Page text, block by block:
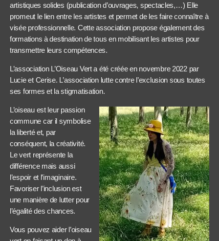
artistiques solides (publication d’ouvrages, spectacles,…) Elle
promeut le lien entre les artistes et permet de les faire connaître à
visée professionnelle. Cette association propose également des
formations à destination de tous en mobilisant les artistes pour
transmettre leurs compétences.
L’association L’Oiseau Vert a été créée en novembre 2022 par
Lucie et Cerise. L’association lutte contre l’exclusion sous toutes
ses formes et la stigmatisation.
L’oiseau est leur passion
commune car il symbolise
la liberté et, par
conséquent, la créativité.
Le vert représente la
différence mais aussi
l’espoir et l’imaginaire.
Favoriser l’inclusion est
une manière de lutter pour
l’égalité des chances.
Vous pouvez aider l’oiseau